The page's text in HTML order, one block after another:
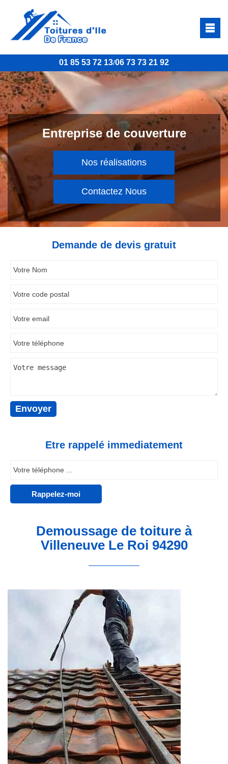
01 85 53 72 13/06 73 73 21 92
Entreprise de couverture
Nos réalisations
Contactez Nous
Demande de devis gratuit
Etre rappelé immediatement
Demoussage de toiture à
Villeneuve Le Roi 94290